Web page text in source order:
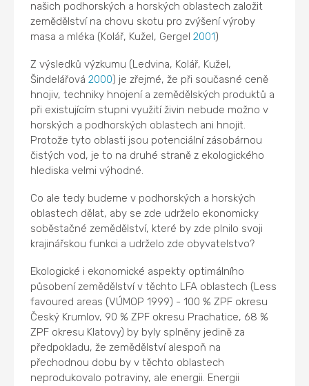
našich podhorských a horských oblastech založit
zemědělství na chovu skotu pro zvýšení výroby
masa a mléka (Kolář, Kužel, Gergel2001)
Z výsledků výzkumu (Ledvina, Kolář, Kužel,
Šindelářová2000) je zřejmé, že při současné ceně
hnojiv, techniky hnojení a zemědělských produktů a
při existujícím stupni využití živin nebude možno v
horských a podhorských oblastech ani hnojit.
Protože tyto oblasti jsou potenciální zásobárnou
čistých vod, je to na druhé straně z ekologického
hlediska velmi výhodné.
Co ale tedy budeme v podhorských a horských
oblastech dělat, aby se zde udrželo ekonomicky
soběstačné zemědělství, které by zde plnilo svoji
krajinářskou funkci a udrželo zde obyvatelstvo?
Ekologické i ekonomické aspekty optimálního
působení zemědělství v těchto LFA oblastech (Less
favoured areas (VÚMOP 1999) - 100 % ZPF okresu
Český Krumlov, 90 % ZPF okresu Prachatice, 68 %
ZPF okresu Klatovy) by byly splněny jedině za
předpokladu, že zemědělství alespoň na
přechodnou dobu by v těchto oblastech
neprodukovalo potraviny, ale energii. Energii